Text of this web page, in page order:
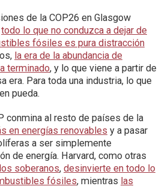
de la COP26 en Glasgow
todo lo que no conduzca a dejar de
fósiles es pura distracción
la era de la abundancia de
terminado, y lo que viene a partir de
era. Para toda una industria, lo que
pueda.
conmina al resto de países de la
en energías renovables y a pasar
a ser simplemente
de energía. Harvard, como otras
soberanos, desinvierte en todo lo
fósiles, mientras las